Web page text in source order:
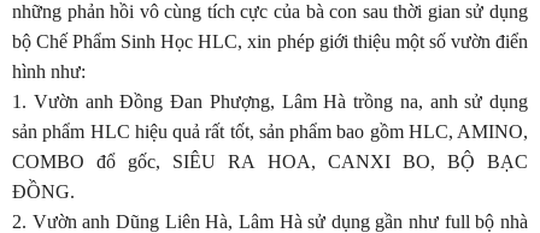
những phản hồi vô cùng tích cực của bà con sau thời gian sử dụng
bộ Chế Phẩm Sinh Học HLC, xin phép giới thiệu một số vườn điển
hình như:
1. Vườn anh Đồng Đan Phượng, Lâm Hà trồng na, anh sử dụng
sản phẩm HLC hiệu quả rất tốt, sản phẩm bao gồm HLC, AMINO,
COMBO đổ gốc, SIÊU RA HOA, CANXI BO, BỘ BẠC
ĐỒNG.
2. Vườn anh Dũng Liên Hà, Lâm Hà sử dụng gần như full bộ nhà